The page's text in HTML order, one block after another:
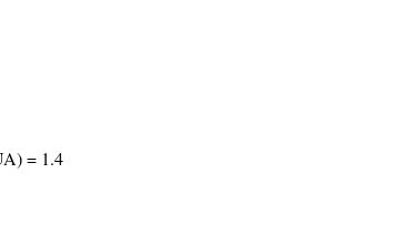
= 1.4